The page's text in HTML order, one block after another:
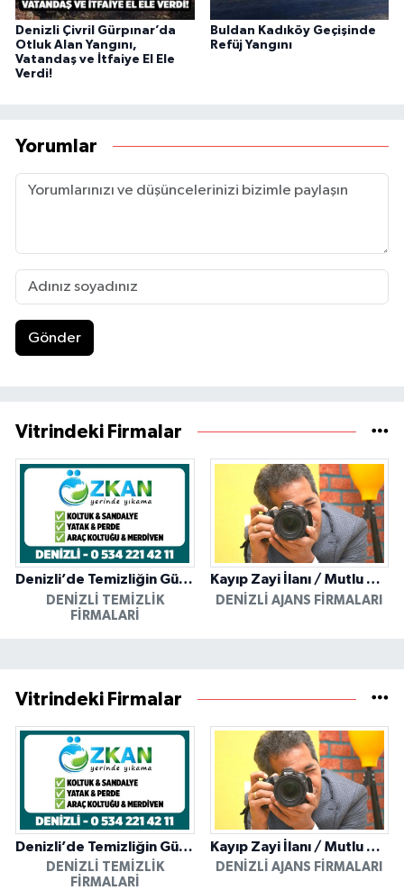
Denizli Çivril Gürpınar’da
Otluk Alan Yangını,
Vatandaş ve İtfaiye El Ele
Verdi!
Buldan Kadıköy Geçişinde
Refüj Yangını
Yorumlar
Gönder
Vitrindeki Firmalar
Denizli’de Temizliğin Güvenilir Adresi: Özkan Yerinde Yıkama
DENIZLI TEMIZLIK
FIRMALARI
Kayıp Zayi İlanı / Mutlu Ajans / Denizli
DENIZLI AJANS FIRMALARI
Vitrindeki Firmalar
Denizli’de Temizliğin Güvenilir Adresi: Özkan Yerinde Yıkama
DENIZLI TEMIZLIK
FIRMALARI
Kayıp Zayi İlanı / Mutlu Ajans / Denizli
DENIZLI AJANS FIRMALARI